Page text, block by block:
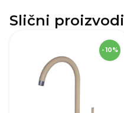
Slični proizvodi
- 10%